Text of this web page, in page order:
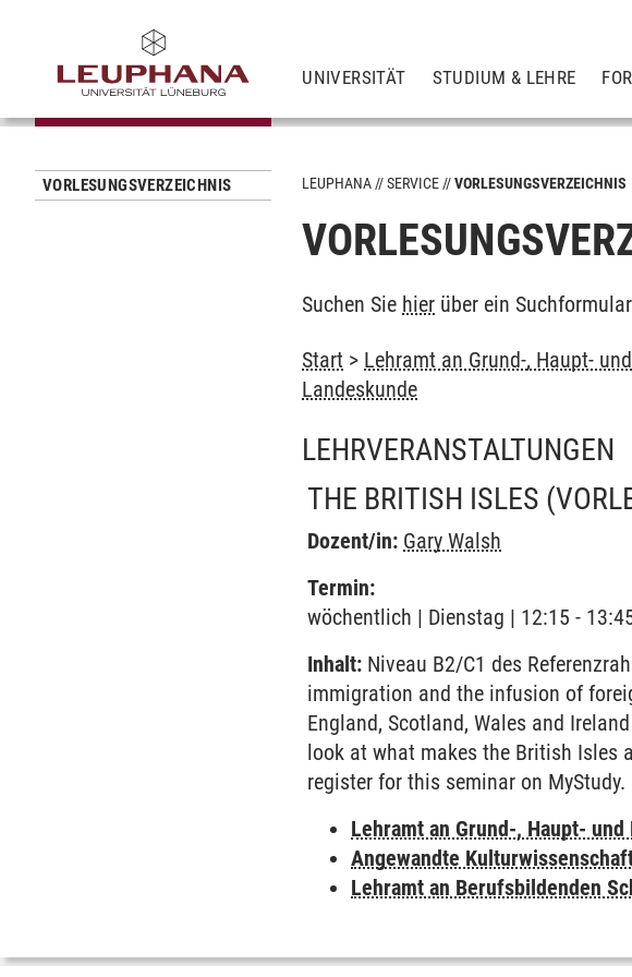
UNIVERSITÄT STUDIUM & LEHRE
VORLESUNGSVERZEICHNIS LEUPHANA SERVICE VORLESUNGSVERZEICHNIS
Suchen Sie hier über ein
Start > Lehramt an Grund-, Haupt-
Landeskunde
LEHRVERANSTALTUNGEN
THE BRITISH ISLES
Dozent/in: Gary Walsh
Termin:
wöchentlich | Dienstag | 12:15 -
Inhalt: Niveau B2/C1 des
immigration and the infusion of
England, Scotland, Wales and
look at what makes the British Isles
register for this seminar on MyStudy.
Lehramt an Grund-, Haupt-
Angewandte
Lehramt an Berufsbildenden